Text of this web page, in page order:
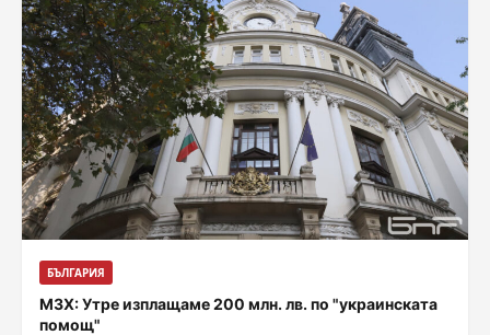
БЪЛГАРИЯ
МЗХ: Утре изплащаме 200 млн. лв. по "украинската
помощ"